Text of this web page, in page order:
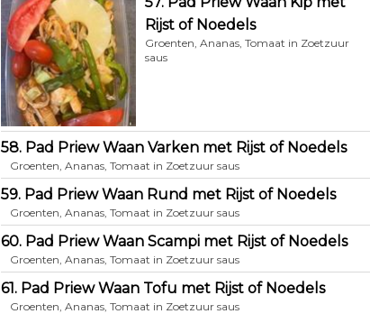
Rijst of Noedels
Groenten, Ananas, Tomaat in Zoetzuur
saus
58. Pad Priew Waan Varken met Rijst of Noedels
Groenten, Ananas, Tomaat in Zoetzuur saus
59. Pad Priew Waan Rund met Rijst of Noedels
Groenten, Ananas, Tomaat in Zoetzuur saus
60. Pad Priew Waan Scampi met Rijst of Noedels
Groenten, Ananas, Tomaat in Zoetzuur saus
61. Pad Priew Waan Tofu met Rijst of Noedels
Groenten, Ananas, Tomaat in Zoetzuur saus